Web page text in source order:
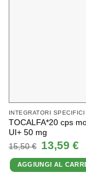
INTEGRATORI SPECIFICI
TOCALFA*20 cps
UI+ 50 mg
15,50€
Il
prezzo
originale
era:
15,50 €.
13,59 €Il
è:
AGGIUNGI AL